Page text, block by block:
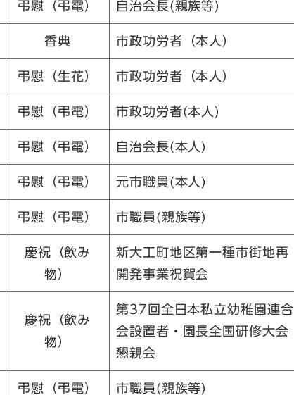
弔慰（弔電） 自治会長(親族等)
香典 市政功労者（本人）
弔慰（生花） 市政功労者（本人）
弔慰（弔電） 市政功労者(本人)
弔慰（弔電） 自治会長(本人)
弔慰（弔電） 元市職員(本人)
弔慰（弔電） 市職員(親族等)
慶祝（飲み
物）
新大工町地区第一種市街地再
開発事業祝賀会
慶祝（飲み
物）
第37回全日本私立幼稚園連合
会設置者・園長全国研修大会
懇親会
弔慰（弔電） 市職員(親族等)